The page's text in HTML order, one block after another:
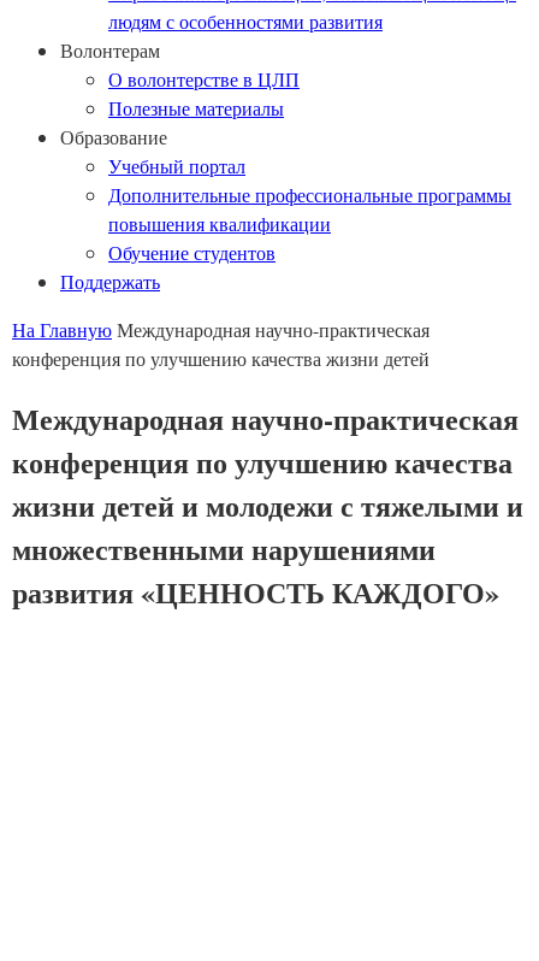
людям с особенностями развития
Волонтерам
О волонтерстве в ЦЛП
Полезные материалы
Образование
Учебный портал
Дополнительные профессиональные программы
повышения квалификации
Обучение студентов
Поддержать
На ГлавнуюМеждународная научно-практическая
конференция по улучшению качества жизни детей
Международная научно-практическая
конференция по улучшению качества
жизни детей и молодежи с тяжелыми и
множественными нарушениями
развития «ЦЕННОСТЬ КАЖДОГО»